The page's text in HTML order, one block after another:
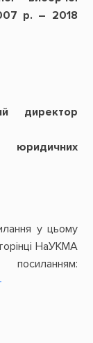
р. – 2018
директор
юридичних
у цьому
НаУКМА